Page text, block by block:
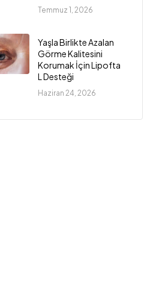
Temmuz 1, 2026
Yaşla Birlikte Azalan
Görme Kalitesini
Korumak İçin Lipofta
L Desteği
Haziran 24, 2026